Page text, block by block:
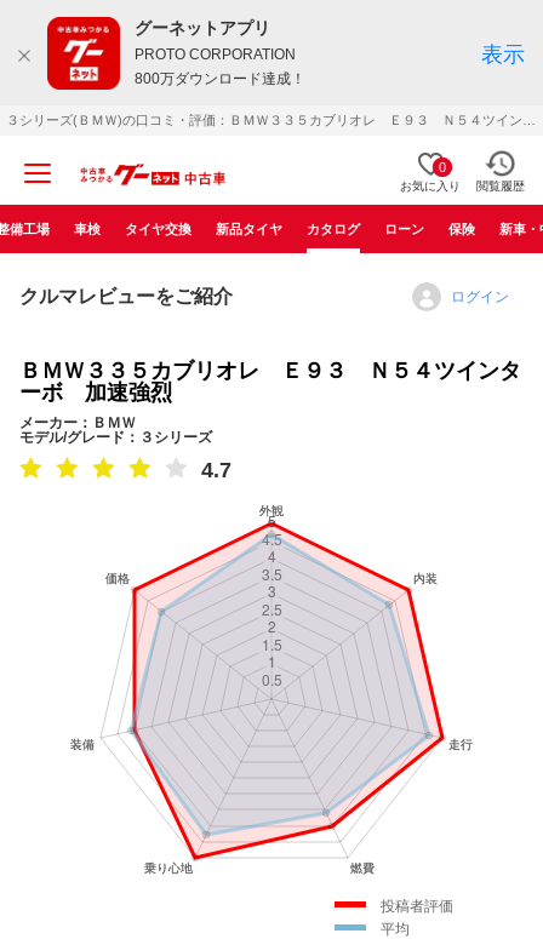
グーネットアプリ
PROTO CORPORATION
800万ダウンロード達成！
表示
0
お気に入り 閲覧履歴
備工場 車検 タイヤ交換 新品タイヤ カタログ ローン 保険 新車・
クルマレビューをご紹介 ログイン
ＢＭＷ３３５カブリオレ Ｅ９３ Ｎ５４ツインタ
ーボ 加速強烈
メーカー：ＢＭＷ
モデル/グレード：３シリーズ
4.7
投稿者評価
平均